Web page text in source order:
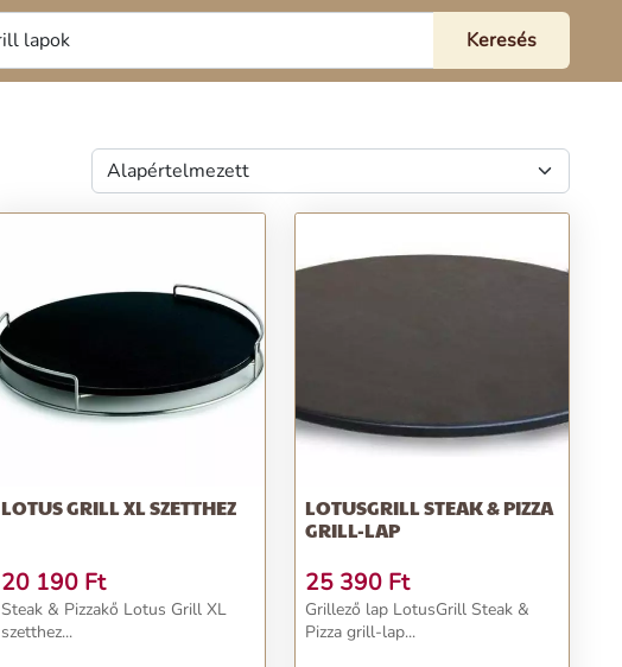
LOTUS GRILL XL SZETTHEZ
20 190 Ft
Steak & Pizzakő Lotus Grill XL
szetthez...
LOTUSGRILL STEAK & PIZZA
GRILL-LAP
25 390 Ft
Grillező lap LotusGrill Steak &
Pizza grill-lap...